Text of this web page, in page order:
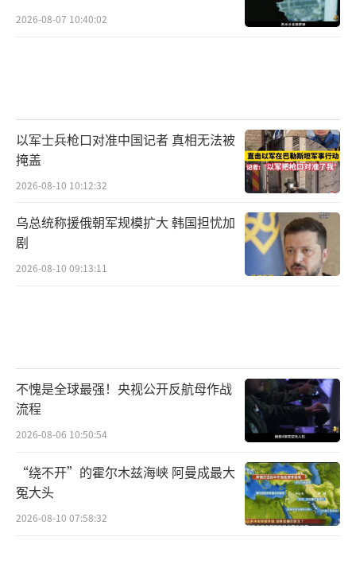
2026-08-07 10:40:02
以军士兵枪口对准中国记者 真相无法被
掩盖
2026-08-10 10:12:32
乌总统称援俄朝军规模扩大 韩国担忧加
剧
2026-08-10 09:13:11
不愧是全球最强！央视公开反航母作战
流程
2026-08-06 10:50:54
“绕不开”的霍尔木兹海峡 阿曼成最大
冤大头
2026-08-10 07:58:32